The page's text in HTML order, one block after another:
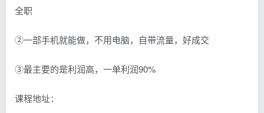
全职
②一部手机就能做，不用电脑，自带流量，好成交
③最主要的是利润高，一单利润90%
课程地址：